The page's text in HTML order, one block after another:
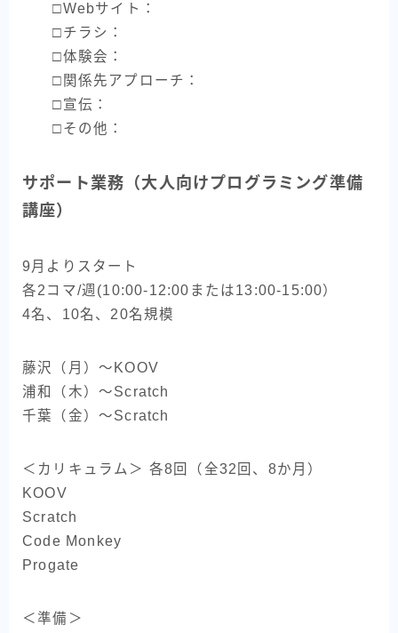
□Webサイト：
□チラシ：
□体験会：
□関係先アプローチ：
□宣伝：
□その他：
サポート業務（大人向けプログラミング準備
講座）
9月よりスタート
各2コマ/週(10:00-12:00または13:00-15:00）
4名、10名、20名規模
藤沢（月）～KOOV
浦和（木）～Scratch
千葉（金）～Scratch
＜カリキュラム＞ 各8回（全32回、8か月）
KOOV
Scratch
Code Monkey
Progate
＜準備＞